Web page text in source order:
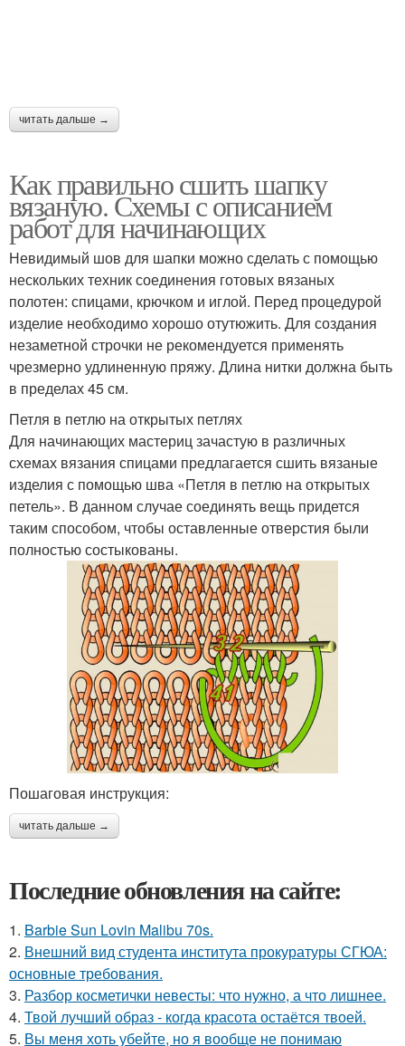
читать дальше →
Как правильно сшить шапку
вязаную. Схемы с описанием
работ для начинающих
Невидимый шов для шапки можно сделать с помощью
нескольких техник соединения готовых вязаных
полотен: спицами, крючком и иглой. Перед процедурой
изделие необходимо хорошо отутюжить. Для создания
незаметной строчки не рекомендуется применять
чрезмерно удлиненную пряжу. Длина нитки должна быть
в пределах 45 см.
Петля в петлю на открытых петлях
Для начинающих мастериц зачастую в различных
схемах вязания спицами предлагается сшить вязаные
изделия с помощью шва «Петля в петлю на открытых
петель». В данном случае соединять вещь придется
таким способом, чтобы оставленные отверстия были
полностью состыкованы.
Пошаговая инструкция:
читать дальше →
Последние обновления на сайте:
1. Barbie Sun Lovin Malibu 70s.
2. Внешний вид студента института прокуратуры СГЮА:
основные требования.
3. Разбор косметички невесты: что нужно, а что лишнее.
4. Твой лучший образ - когда красота остаётся твоей.
5. Вы меня хоть убейте, но я вообще не понимаю